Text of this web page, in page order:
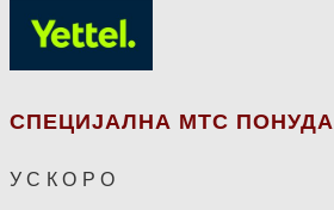
СПЕЦИЈАЛНА МТС ПОНУДА
У С К О Р О